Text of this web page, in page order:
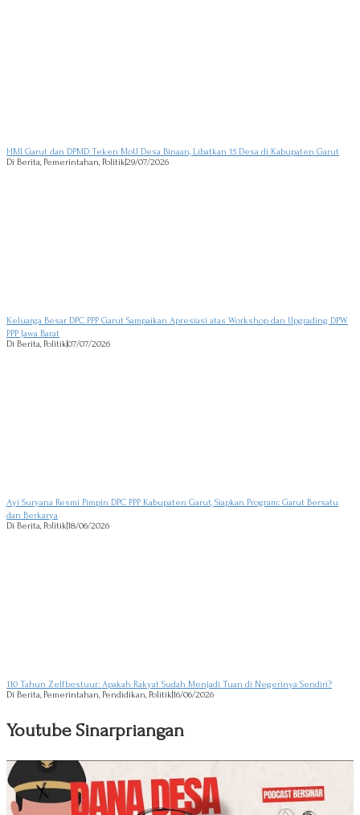
HMI Garut dan DPMD Teken MoU Desa Binaan, Libatkan 15 Desa di Kabupaten Garut
Di Berita, Pemerintahan, Politik29/07/2026
Keluarga Besar DPC PPP Garut Sampaikan Apresiasi atas Workshop dan Upgrading DPW
PPP Jawa Barat
Di Berita, Politik07/07/2026
Ayi Suryana Resmi Pimpin DPC PPP Kabupaten Garut, Siapkan Program: Garut Bersatu
dan Berkarya
Di Berita, Politik18/06/2026
110 Tahun Zelfbestuur: Apakah Rakyat Sudah Menjadi Tuan di Negerinya Sendiri?
Di Berita, Pemerintahan, Pendidikan, Politik16/06/2026
Youtube Sinarpriangan